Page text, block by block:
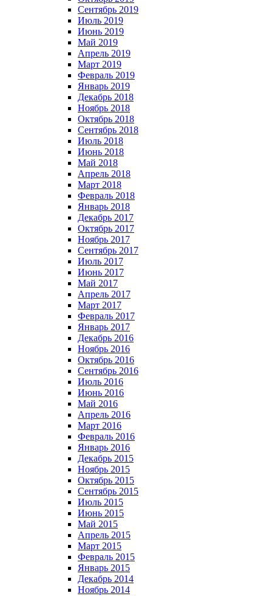
Сентябрь 2019
Июль 2019
Июнь 2019
Май 2019
Апрель 2019
Март 2019
Февраль 2019
Январь 2019
Декабрь 2018
Ноябрь 2018
Октябрь 2018
Сентябрь 2018
Июль 2018
Июнь 2018
Май 2018
Апрель 2018
Март 2018
Февраль 2018
Январь 2018
Декабрь 2017
Октябрь 2017
Ноябрь 2017
Сентябрь 2017
Июль 2017
Июнь 2017
Май 2017
Апрель 2017
Март 2017
Февраль 2017
Январь 2017
Декабрь 2016
Ноябрь 2016
Октябрь 2016
Сентябрь 2016
Июль 2016
Июнь 2016
Май 2016
Апрель 2016
Март 2016
Февраль 2016
Январь 2016
Декабрь 2015
Ноябрь 2015
Октябрь 2015
Сентябрь 2015
Июль 2015
Июнь 2015
Май 2015
Апрель 2015
Март 2015
Февраль 2015
Январь 2015
Декабрь 2014
Ноябрь 2014